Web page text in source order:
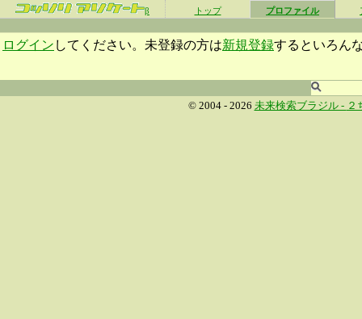
β トップ プロファイル
ログイン してください。未登録の方は新規登録するといろん
© 2004 - 2026 未来検索ブラジル - ２